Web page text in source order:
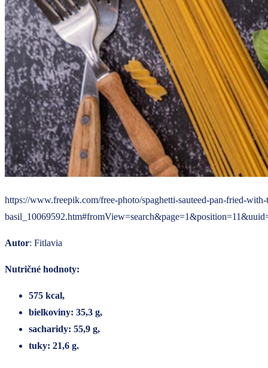
https://www.freepik.com/free-photo/spaghetti-sauteed-pan-fried-with-
Autor: Fitlavia
Nutričné hodnoty:
575 kcal,
bielkoviny: 35,3 g,
sacharidy: 55,9 g,
tuky: 21,6 g.